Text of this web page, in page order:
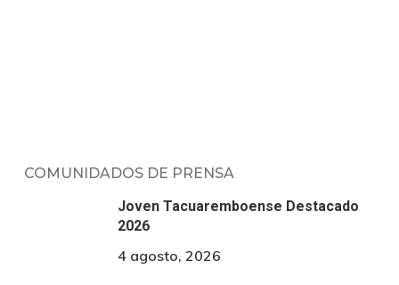
COMUNIDADOS DE PRENSA
Joven Tacuaremboense Destacado
2026
4 agosto, 2026